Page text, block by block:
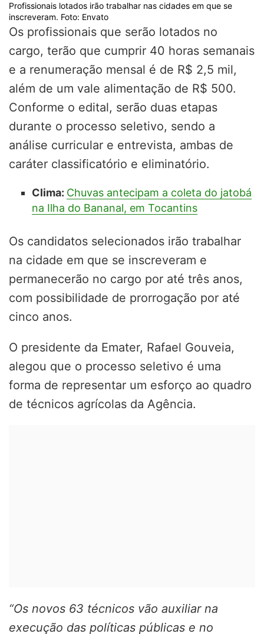
Profissionais lotados irão trabalhar nas cidades em que se
inscreveram. Foto: Envato
Os profissionais que serão lotados no
cargo, terão que cumprir 40 horas semanais
e a renumeração mensal é de R$ 2,5 mil,
além de um vale alimentação de R$ 500.
Conforme o edital, serão duas etapas
durante o processo seletivo, sendo a
análise curricular e entrevista, ambas de
caráter classificatório e eliminatório.
Clima: Chuvas antecipam a coleta do jatobá
na Ilha do Bananal, em Tocantins
Os candidatos selecionados irão trabalhar
na cidade em que se inscreveram e
permanecerão no cargo por até três anos,
com possibilidade de prorrogação por até
cinco anos.
O presidente da Emater, Rafael Gouveia,
alegou que o processo seletivo é uma
forma de representar um esforço ao quadro
de técnicos agrícolas da Agência.
“Os novos 63 técnicos vão auxiliar na
execução das políticas públicas e no